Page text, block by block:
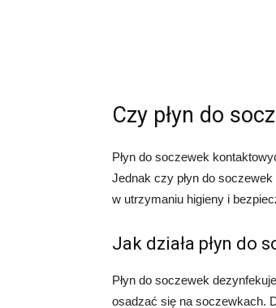
Czy płyn do
Płyn do soczewek
Jednak czy płyn do
w utrzymaniu higieny i
Jak działa płyn do
Płyn do soczewek
osadzać się na soczewkach.